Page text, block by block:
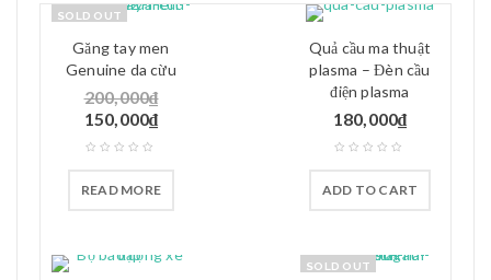
SOLD OUT
Găng tay men
Genuine da cừu
200,000₫
150,000₫
READ MORE
Quả cầu ma thuật
plasma – Đèn cầu
điện plasma
180,000₫
ADD TO CART
SOLD OUT